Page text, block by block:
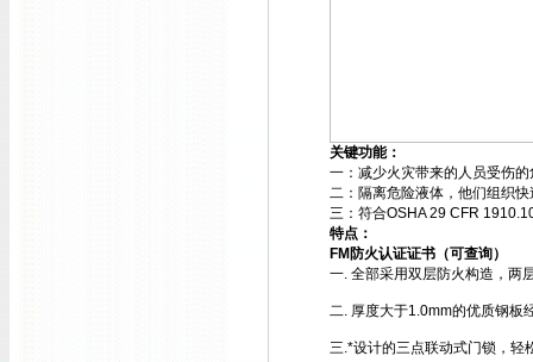
关键功能：
一：减少火灾带来的人员受伤的
二：隔离危险液体，他们组织
三：符合OSHA 29 CFR
特点：
FM防火认证证书（可查询）
一. 全部采用双层防火构造，两
二. 厚度大于1.0mm的优质钢板
三.*设计的三点联动式门锁，轻